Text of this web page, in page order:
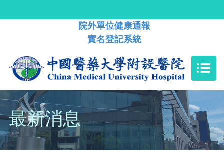
院外單位健康通報
實名登記系統
最新消息